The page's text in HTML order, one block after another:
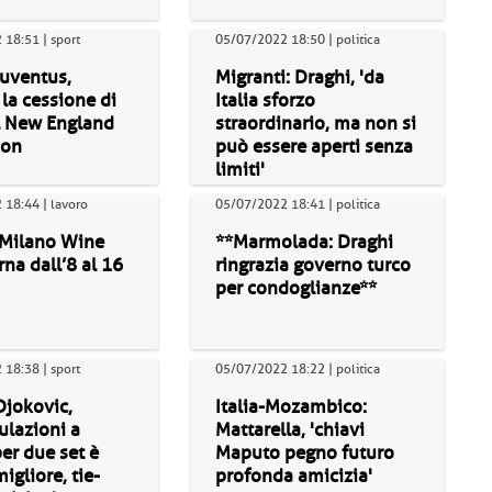
| sport
cessione di
England
05/07/2022 18:50 | politica
Migranti: Draghi, 'da
Italia sforzo
straordinario, ma non si
può essere aperti senza
limiti'
| lavoro
Wine
dall’8 al 16
05/07/2022 18:41 | politica
**Marmolada: Draghi
ringrazia governo turco
per condoglianze**
| sport
a
due set è
tie-
05/07/2022 18:22 | politica
Italia-Mozambico:
Mattarella, 'chiavi
Maputo pegno futuro
profonda amicizia'